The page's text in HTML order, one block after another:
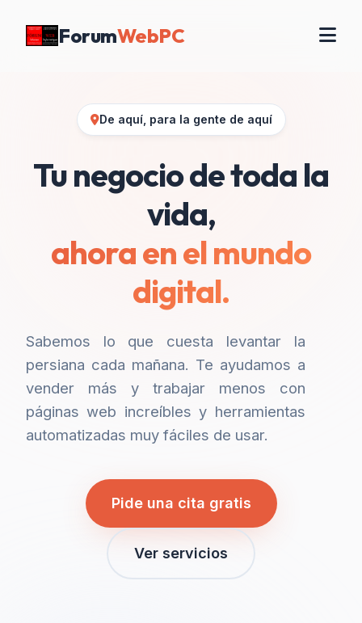
ForumWebPC
De aquí, para la gente de aquí
Tu negocio de toda la
vida,
ahora en el mundo
digital.
Sabemos lo que cuesta levantar la
persiana cada mañana. Te ayudamos a
vender más y trabajar menos con
páginas web increíbles y herramientas
automatizadas muy fáciles de usar.
Pide una cita gratis
Ver servicios